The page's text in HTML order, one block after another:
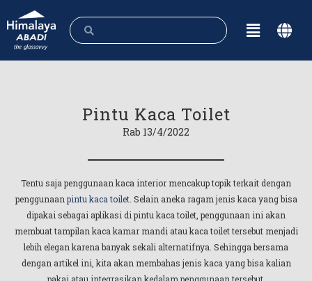
Pintu Kaca Toilet
Rab 13/4/2022
Tentu saja penggunaan kaca interior mencakup topik terkait dengan
penggunaan pintu kaca toilet. Selain aneka ragam jenis kaca yang bisa
dipakai sebagai aplikasi di pintu kaca toilet, penggunaan ini akan
membuat tampilan kaca kamar mandi atau kaca toilet tersebut menjadi
lebih elegan karena banyak sekali alternatifnya. Sehingga bersama
dengan artikel ini, kita akan membahas jenis kaca yang bisa kalian